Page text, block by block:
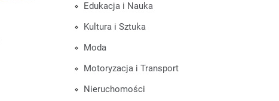
Edukacja i Nauka
Kultura i Sztuka
Moda
Motoryzacja i Transport
Nieruchomości